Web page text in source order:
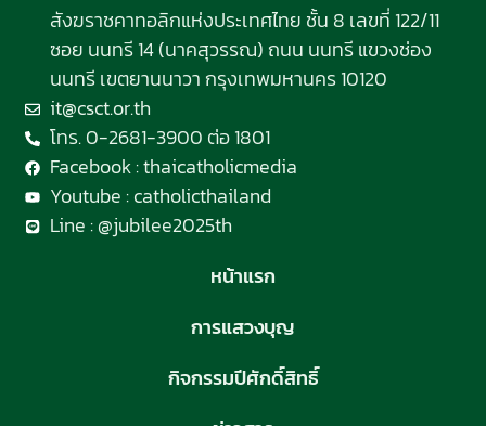
สังฆราชคาทอลิกแห่งประเทศไทย ชั้น 8 เลขที่ 122/11
ซอย นนทรี 14 (นาคสุวรรณ) ถนน นนทรี แขวงช่อง
นนทรี เขตยานนาวา กรุงเทพมหานคร 10120
it@csct.or.th
โทร. 0-2681-3900 ต่อ 1801
Facebook : thaicatholicmedia
Youtube : catholicthailand
Line : @jubilee2025th
หน้าแรก
การแสวงบุญ
กิจกรรมปีศักดิ์สิทธิ์